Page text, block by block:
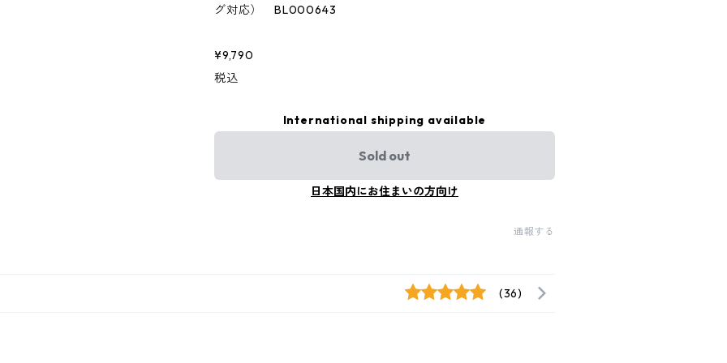
グ対応） BL000643
¥9,790
税込
International shipping available
Sold out
日本国内にお住まいの方向け
通報する
(36)